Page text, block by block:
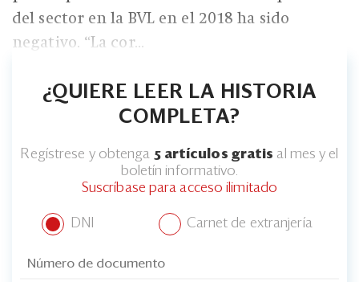
del sector en la BVL en el 2018 ha sido
negativo. “La cor...
¿QUIERE LEER LA HISTORIA
COMPLETA?
Regístrese y obtenga 5 artículos gratis al mes y el
boletín informativo.
Suscríbase para acceso ilimitado
DNI Carnet de extranjería